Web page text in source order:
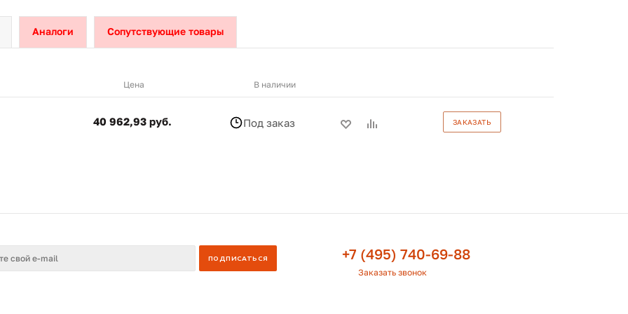
Аналоги Сопутствующие товары
Цена В наличии
40 962,93 руб. Под заказ ЗАКАЗАТЬ
+7 (495) 740-69-88
Заказать звонок